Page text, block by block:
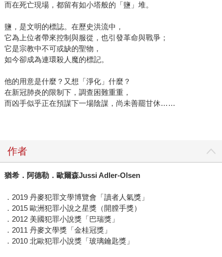
而在死亡現場，都留有如小塔般的「鹽」堆。
鹽，是文明的標誌。在歷史洪流中，
它為上位者帶來控制與服從，也引發革命與戰爭；
它是宗教中不可或缺的聖物，
如今卻成為連環殺人魔的標記。
他的用意是什麼？又想「淨化」什麼？
在新冠肺炎的限制下，調查困難重重，
而凶手似乎正在預謀下一場陰謀，尚未善罷甘休……
作者
猶希．阿德勒．歐爾森Jussi Adler-Olsen
．2019 丹麥犯罪文學博覽會「讀者人氣獎」
．2015 歐洲犯罪小說之星獎（開膛手獎）
．2012 美國犯罪小說獎「巴瑞獎」
．2011 丹麥文學獎「金桂冠獎」
．2010 北歐犯罪小說獎「玻璃鑰匙獎」